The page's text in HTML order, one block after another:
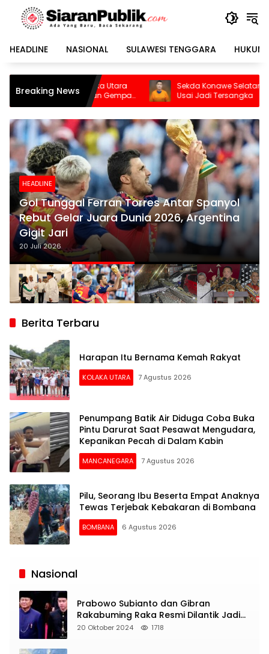
Langsung
konten
HEADLINE
NASIONAL SULAWESI TENGGARA HUKUM
Breaking NewsSekda Konawe Selatan Dinonaktifkan
Usai Jadi Tersangka
HEADLINE
Gol Tunggal Ferran Torres Antar Spanyol
Rebut Gelar Juara Dunia 2026, Argentina
Gigit Jari
20 Juli 2026
Berita Terbaru
Harapan Itu Bernama Kemah Rakyat
KOLAKA UTARA 7 Agustus 2026
Penumpang Batik Air Diduga Coba Buka
Pintu Darurat Saat Pesawat Mengudara,
Kepanikan Pecah di Dalam Kabin
MANCANEGARA 7 Agustus 2026
Pilu, Seorang Ibu Beserta Empat Anaknya
Tewas Terjebak Kebakaran di Bombana
BOMBANA 6 Agustus 2026
Siaran
Nasional
Prabowo Subianto dan Gibran
Rakabuming Raka Resmi Dilantik Jadi
Presiden dan Wapres RI
20 Oktober 2024 1718